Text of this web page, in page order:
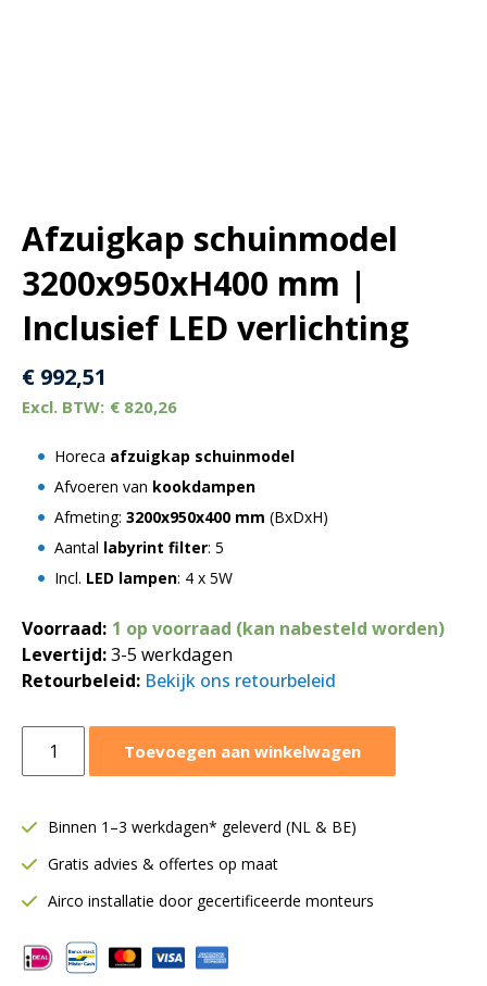
Afzuigkap schuinmodel
3200x950xH400 mm |
Inclusief LED verlichting
€ 992,51
€ 820,26
Horeca afzuigkap schuinmodel
Afvoeren van kookdampen
Afmeting: 3200x950x400 mm (BxDxH)
Aantal labyrint filter: 5
Incl. LED lampen: 4 x 5W
Voorraad: 1 op voorraad (kan nabesteld worden)
Levertijd:3-5 werkdagen
Retourbeleid: Bekijk ons retourbeleid
schuinmodel
mm
Inclusief
LED
aantal
Toevoegen aan winkelwagen
Binnen 1–3 werkdagen* geleverd (NL & BE)
Gratis advies & offertes op maat
Airco installatie door gecertificeerde monteurs